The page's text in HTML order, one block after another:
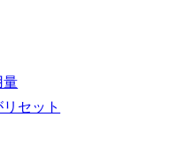
量
セット